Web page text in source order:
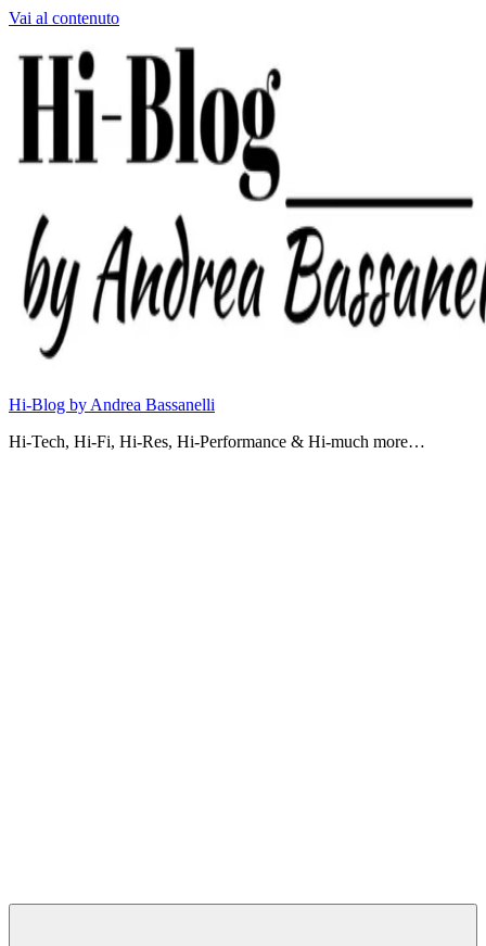
Vai al contenuto
Hi-Blog by Andrea Bassanelli
Hi-Tech, Hi-Fi, Hi-Res, Hi-Performance & Hi-much more…